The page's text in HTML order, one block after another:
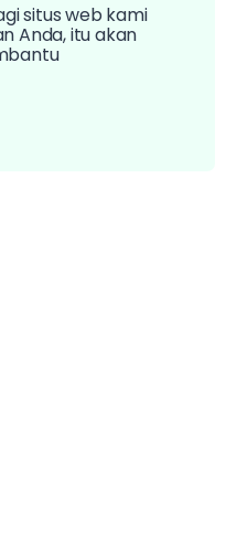
situs web kami
Anda, itu akan